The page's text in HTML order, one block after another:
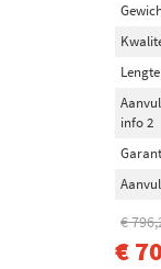
info 2
€
€